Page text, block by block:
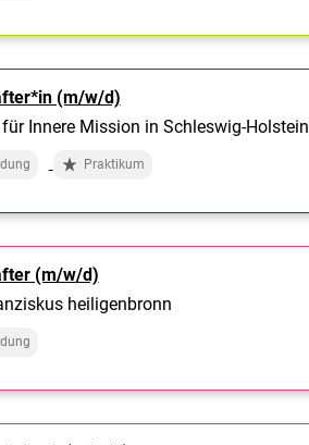
(m/w/d)
Innere Mission in Schleswig-Holstein
Praktikum
(m/w/d)
heiligenbronn